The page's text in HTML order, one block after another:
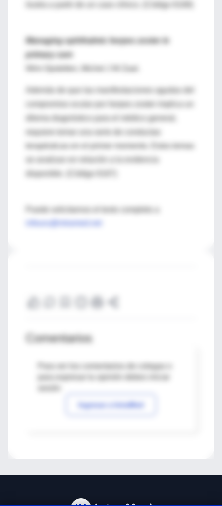
ilustra a partir de un caso clínico. (Código 6168)
Managing ophthalmic herpes zoster in
primary care
Además de que las manifestaciones agudas del
dilema diagnóstico para el médico general,
requiere tomar una serie de conductas
terapéuticas en el primer momento. Estos temas
disponible. (Código 6167)
Comentarios
Para ver los comentarios de colegas o
Ingresar a IntraMed